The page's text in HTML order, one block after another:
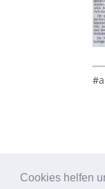
Cookies helfen